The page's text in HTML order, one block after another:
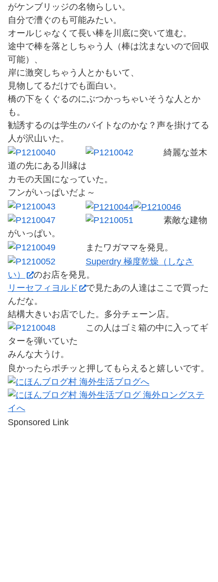
がケンブリッジの名物らしい。
自分で漕ぐのも可能みたい。
オールじゃなくて長い棒を川底に突いて進む。
途中で棒を落としちゃう人（棒は沈まないので回収
可能）、
岸に激突しちゃう人とかもいて、
見物してるだけでも面白い。
橋の下をくぐるのにぶつかっちゃいそうな人とか
も。
勧誘するのは学生のバイトなのかな？声を掛けてる
人が沢山いた。
綺麗な並木
道の先にある川縁は
カモの天国になっていた。
フンがいっぱいだよ～
素敵な建物
がいっぱい。
またワガママを発見。
Superdry 極度乾燥（しなさ
い）
のお店を発見。
リーセフィヨルド
で見たあの人達はここで買った
んだな。
結構大きいお店でした。多分チェーン店。
この人はゴミ箱の中に入ってギ
ターを弾いていた
みんな大うけ。
良かったらポチッと押してもらえると嬉しいです。
Sponsored Link